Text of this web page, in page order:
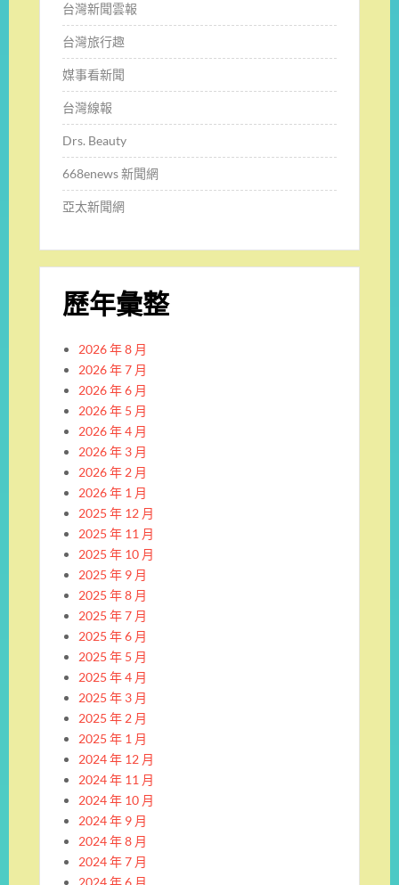
台灣新聞雲報
台灣旅行趣
媒事看新聞
台灣線報
Drs. Beauty
668enews 新聞網
亞太新聞網
歷年彙整
2026 年 8 月
2026 年 7 月
2026 年 6 月
2026 年 5 月
2026 年 4 月
2026 年 3 月
2026 年 2 月
2026 年 1 月
2025 年 12 月
2025 年 11 月
2025 年 10 月
2025 年 9 月
2025 年 8 月
2025 年 7 月
2025 年 6 月
2025 年 5 月
2025 年 4 月
2025 年 3 月
2025 年 2 月
2025 年 1 月
2024 年 12 月
2024 年 11 月
2024 年 10 月
2024 年 9 月
2024 年 8 月
2024 年 7 月
2024 年 6 月